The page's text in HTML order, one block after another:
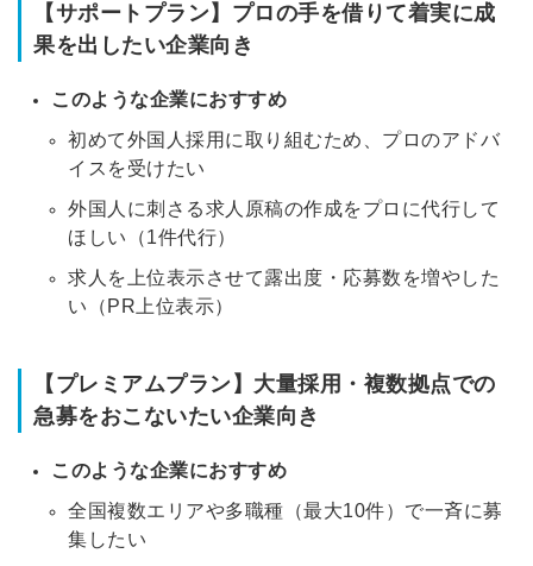
【サポートプラン】プロの手を借りて着実に成
果を出したい企業向き
このような企業におすすめ
初めて外国人採用に取り組むため、プロのアドバ
イスを受けたい
外国人に刺さる求人原稿の作成をプロに代行して
ほしい（1件代行）
求人を上位表示させて露出度・応募数を増やした
い（PR上位表示）
【プレミアムプラン】大量採用・複数拠点での
急募をおこないたい企業向き
このような企業におすすめ
全国複数エリアや多職種（最大10件）で一斉に募
集したい